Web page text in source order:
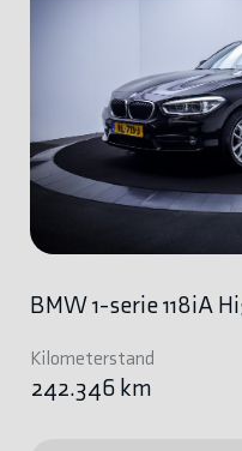
BMW 1-serie 118iA
Kilometerstand
242.346 km